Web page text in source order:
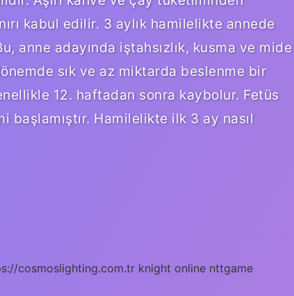
kabul edilir. 3 aylık hamilelikte annede
anne adayında iştahsızlık, kusma ve mide
sık ve az miktarda beslenme bir
12. haftadan sonra kaybolur. Fetüs
başlamıştır. Hamilelikte ilk 3 ay nasıl
cosmoslighting.com.tr knight online nttgame